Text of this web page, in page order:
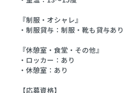
『制服・オシャレ』
・制服貸与：制服・靴も貸与あり
『休憩室・食堂・その他』
・ロッカー：あり
・休憩室：あり
【応募資格】